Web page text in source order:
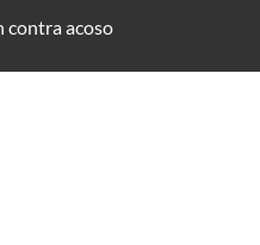
contra acoso